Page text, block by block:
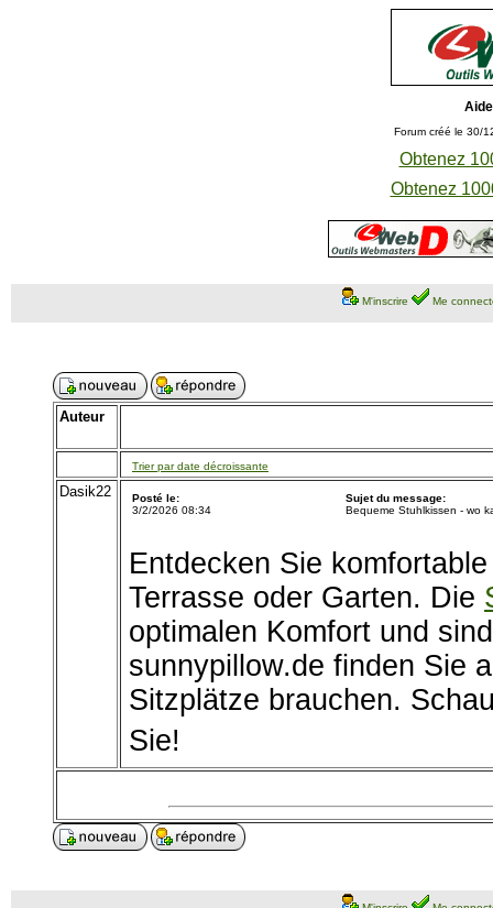
Forum créé le 30/
Obtenez
Obtenez
M'inscrire Me
Auteur
Trier par date décroissante
Dasik22
Posté le:
3/2/2026 08:34
Sujet du message:
Bequeme Stuhlkissen - wo
Entdecken Sie
Terrasse oder Garten. Die
optimalen Komfort und
sunnypillow.de finden Sie
Sitzplätze brauchen.
Sie!